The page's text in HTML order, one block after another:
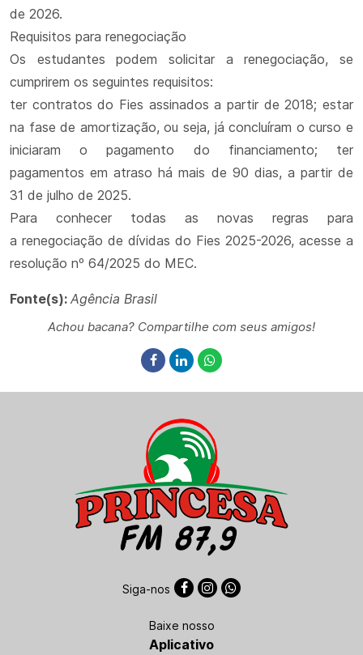
de 2026.
Requisitos para renegociação
Os estudantes podem solicitar a renegociação, se
cumprirem os seguintes requisitos:
ter contratos do Fies assinados a partir de 2018; estar
na fase de amortização, ou seja, já concluíram o curso e
iniciaram o pagamento do financiamento; ter
pagamentos em atraso há mais de 90 dias, a partir de
31 de julho de 2025.
Para conhecer todas as novas regras para
a renegociação de dívidas do Fies 2025-2026, acesse a
resolução nº 64/2025 do MEC.
Fonte(s): Agência Brasil
Achou bacana? Compartilhe com seus amigos!
Siga-nos
Baixe nosso
Aplicativo